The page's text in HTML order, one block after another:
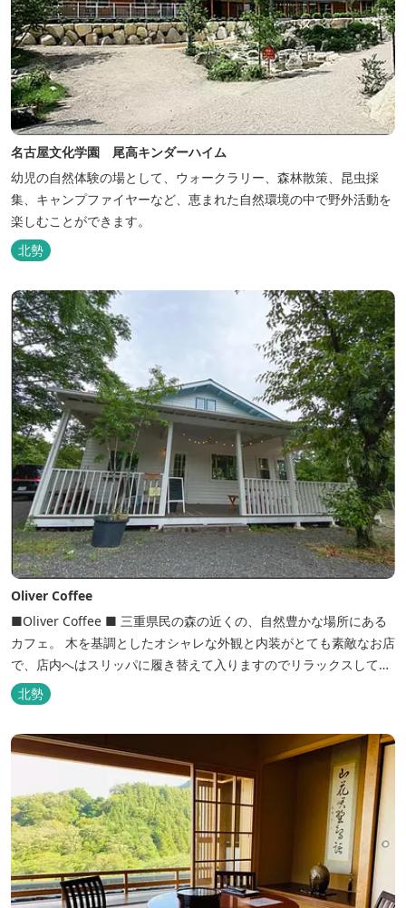
名古屋文化学園 尾高キンダーハイム
幼児の自然体験の場として、ウォークラリー、森林散策、昆虫採
集、キャンプファイヤーなど、恵まれた自然環境の中で野外活動を
楽しむことができます。
北勢
Oliver Coffee
■Oliver Coffee ■ 三重県民の森の近くの、自然豊かな場所にある
カフェ。 木を基調としたオシャレな外観と内装がとても素敵なお店
で、店内へはスリッパに履き替えて入りますのでリラックスして食
事を楽しめます。 席は店内にテーブル席や円卓、外のテラス席など
があり、お子様連れでも入りやすく居心地がいいカフェです。 森の
静かな雰囲気の中で、ゆっくり過ごすことができます。
北勢